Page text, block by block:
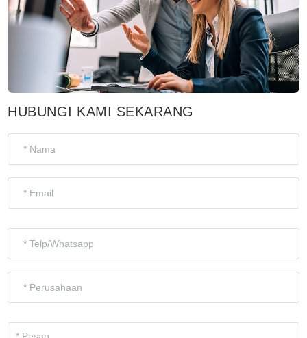
HUBUNGI KAMI SEKARANG